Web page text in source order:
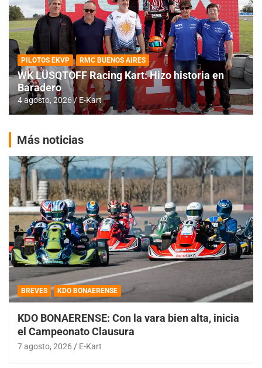
PILOTOS EKVP RMC BUENOS AIRES
WK LÜSQTOFF Racing Kart: Hizo historia en
Baradero
4 agosto, 2026 E-Kart
Más noticias
BREVES KDO BONAERENSE
KDO BONAERENSE: Con la vara bien alta, inicia
el Campeonato Clausura
7 agosto, 2026 E-Kart